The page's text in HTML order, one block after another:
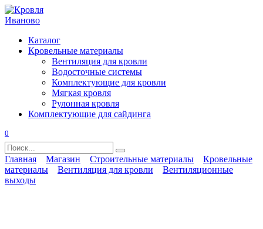
Перейти
к
Каталог
Кровельные материалы
Вентиляция для кровли
Водосточные системы
Комплектующие для кровли
Мягкая кровля
Рулонная кровля
Комплектующие для сайдинга
0
Search
for:
Главная Магазин Строительные материалы
Кровельные
материалы
Вентиляция для кровли
Вентиляционные
выходы